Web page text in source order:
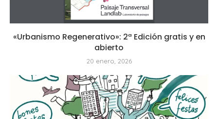
«Urbanismo Regenerativo»: 2ª Edición gratis y en
abierto
20 enero, 2026